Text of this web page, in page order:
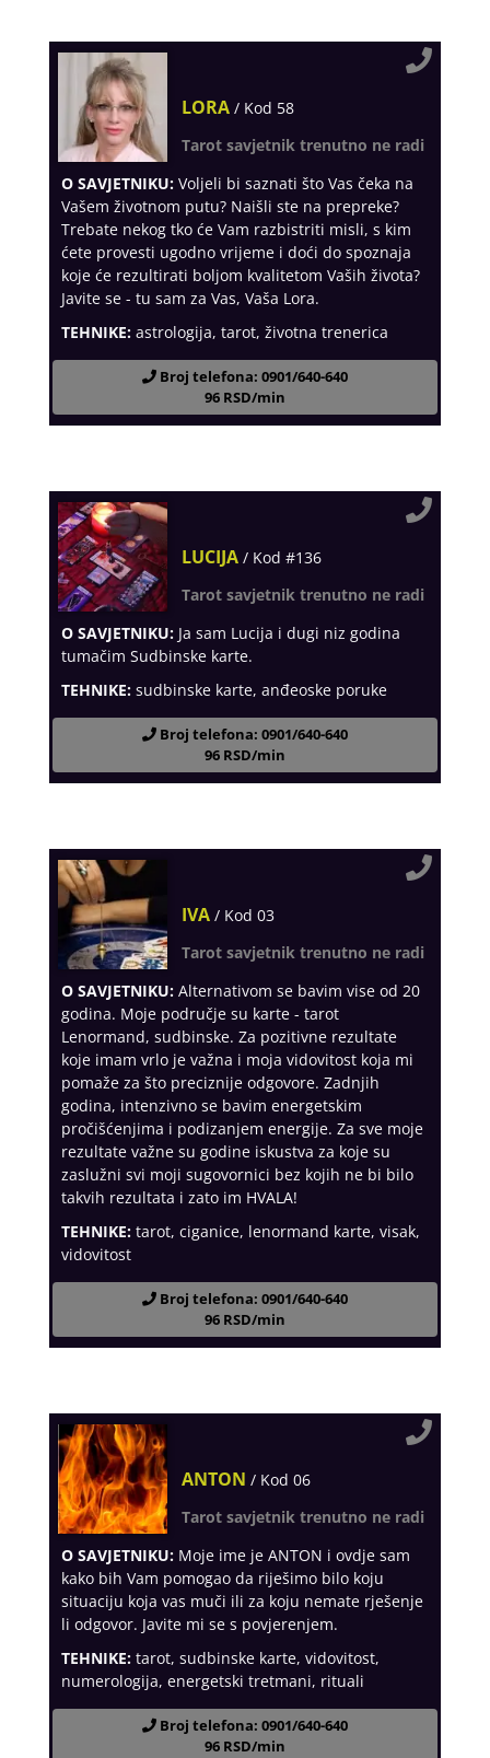
LORA / Kod 58
Tarot savjetnik trenutno ne radi
O SAVJETNIKU:Voljeli bi saznati što Vas čeka na
Vašem životnom putu? Naišli ste na prepreke?
Trebate nekog tko će Vam razbistriti misli, s kim
ćete provesti ugodno vrijeme i doći do spoznaja
koje će rezultirati boljom kvalitetom Vaših života?
Javite se - tu sam za Vas, Vaša Lora.
TEHNIKE:astrologija, tarot, životna trenerica
Broj telefona: 0901/640-640
96 RSD/min
LUCIJA / Kod #136
Tarot savjetnik trenutno ne radi
O SAVJETNIKU:Ja sam Lucija i dugi niz godina
tumačim Sudbinske karte.
TEHNIKE:sudbinske karte, anđeoske poruke
Broj telefona: 0901/640-640
96 RSD/min
IVA / Kod 03
Tarot savjetnik trenutno ne radi
O SAVJETNIKU:Alternativom se bavim vise od 20
godina. Moje područje su karte - tarot
Lenormand, sudbinske. Za pozitivne rezultate
koje imam vrlo je važna i moja vidovitost koja mi
pomaže za što preciznije odgovore. Zadnjih
godina, intenzivno se bavim energetskim
pročišćenjima i podizanjem energije. Za sve moje
rezultate važne su godine iskustva za koje su
zaslužni svi moji sugovornici bez kojih ne bi bilo
takvih rezultata i zato im HVALA!
TEHNIKE:tarot, ciganice, lenormand karte, visak,
vidovitost
Broj telefona: 0901/640-640
96 RSD/min
ANTON / Kod 06
Tarot savjetnik trenutno ne radi
O SAVJETNIKU:Moje ime je ANTON i ovdje sam
kako bih Vam pomogao da riješimo bilo koju
situaciju koja vas muči ili za koju nemate rješenje
li odgovor. Javite mi se s povjerenjem.
TEHNIKE:tarot, sudbinske karte, vidovitost,
numerologija, energetski tretmani, rituali
Broj telefona: 0901/640-640
96 RSD/min